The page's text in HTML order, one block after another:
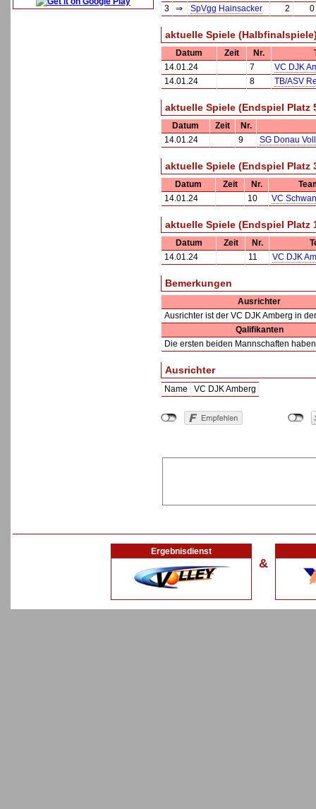
3
⇒ SpVgg Hainsacker 2 0
aktuelle Spiele
Datum Zeit Nr.
14.01.24
7
VC DJK
14.01.24
8 TB/ASV
aktuelle Spiele (Endspiel Platz
Datum Zeit
Nr.
14.01.24
9 SG Donau
aktuelle Spiele (Endspiel Platz
Datum Zeit Nr.
14.01.24
10 VC
aktuelle Spiele (Endspiel Platz
Datum Zeit Nr.
14.01.24
11 VC DJK
Bemerkungen
Ausrichter
Ausrichter ist der VC DJK Amberg in
Qalifikanten
Die ersten beiden Mannschaften
Ausrichter
Name VC DJK Amberg
Ergebnisdienst
&